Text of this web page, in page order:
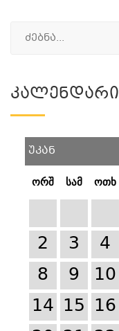
Კალენდარი
უკან
ორშ სამ ოთხ
2
3 4
8
9 10
14 15 16